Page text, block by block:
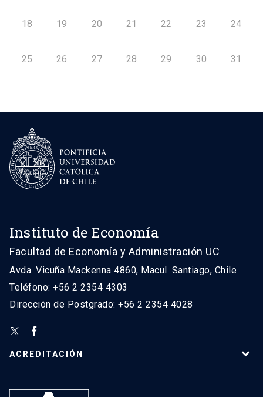
18 19 20 21 22 23 24
25 26 27 28 29 30 31
Instituto de Economía
Facultad de Economía y Administración UC
Avda. Vicuña Mackenna 4860, Macul. Santiago, Chile
Teléfono: +56 2 2354 4303
Dirección de Postgrado: +56 2 2354 4028
ACREDITACIÓN